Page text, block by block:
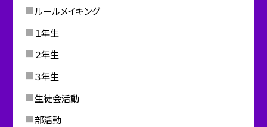
ルールメイキング
１年生
２年生
３年生
生徒会活動
部活動